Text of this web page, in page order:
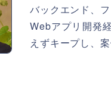
バックエンド、
Webアプリ開発
えずキープし、